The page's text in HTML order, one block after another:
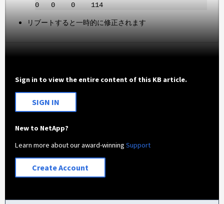
0 0 0 114
リブートすると一時的に修正されます
Sign in to view the entire content of this KB article.
SIGN IN
New to NetApp?
Learn more about our award-winningSupport
Create Account